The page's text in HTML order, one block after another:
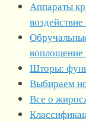
Аппараты
Шторы:
Выбираем
Все о